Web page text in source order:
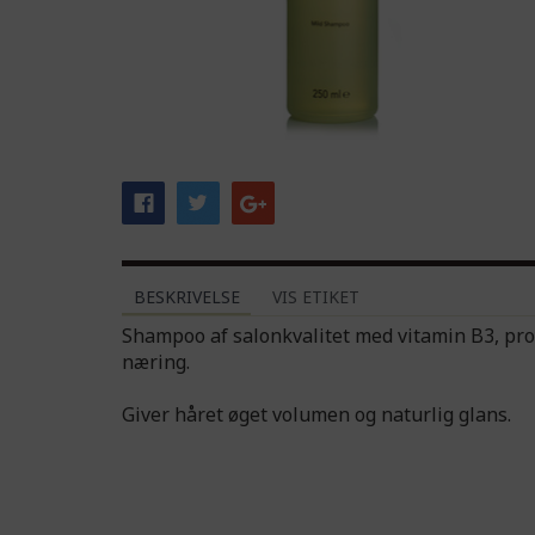
BESKRIVELSE VIS ETIKET
Shampoo af salonkvalitet med vitamin B3,
næring.
Giver håret øget volumen og naturlig glans.